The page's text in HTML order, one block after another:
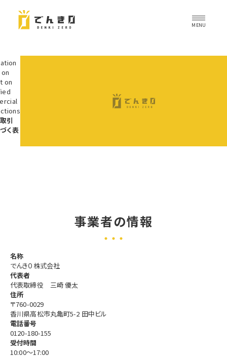
on
引
く表
事業者の情報
名称
でんき０株式会社
代表者
代表取締役 三崎 優太
住所
〒760-0029
香川県高松市丸亀町5-2 田中ビル
電話番号
0120-180-155
受付時間
10:00～17:00